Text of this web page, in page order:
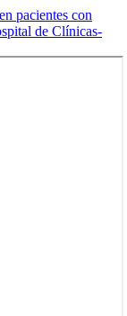
pacientes con
de Clínicas-